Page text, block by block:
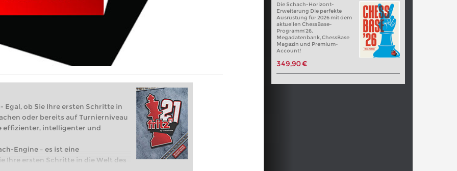
ob Sie Ihre ersten Schritte in
oder bereits auf Turnierniveau
effizienter, intelligenter und
Engine – es ist eine
Ihre ersten Schritte in die Welt des
Die Schach-Horizont-
Erweiterung Die perfekte
Ausrüstung für 2026 mit dem
aktuellen ChessBase-
Programm’26,
Megadatenbank, ChessBase
Magazin und Premium-
Account!
349,90 €